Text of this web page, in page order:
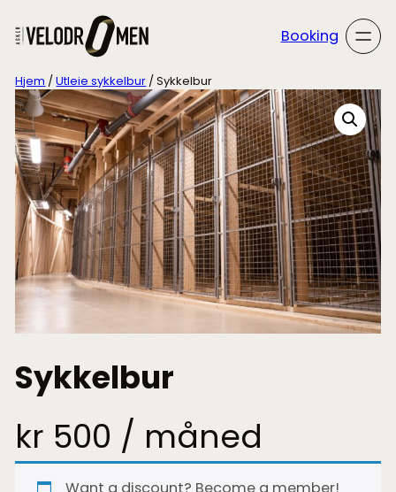
Booking
Hjem /Utleie sykkelbur / Sykkelbur
Sykkelbur
kr 500 / måned